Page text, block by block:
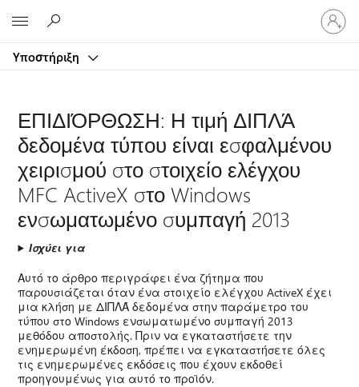
Υποστήριξη
Είσοδος
στον
ΕΠΙΔΙΌΡΘΩΣΗ: Η τιμή ΔΙΠΛΆ
δεδομένα τύπου είναι εσφαλμένου
χειρισμού στο στοιχείο ελέγχου
MFC ActiveX στο Windows
ενσωματωμένο συμπαγή 2013
Ισχύει για
Αυτό το άρθρο περιγράφει ένα ζήτημα που
παρουσιάζεται όταν ένα στοιχείο ελέγχου ActiveX έχει
μια κλήση με ΔΙΠΛΆ δεδομένα στην παράμετρο του
τύπου στο Windows ενσωματωμένο συμπαγή 2013
μεθόδου αποστολής. Πριν να εγκαταστήσετε την
ενημερωμένη έκδοση, πρέπει να εγκαταστήσετε όλες
τις ενημερωμένες εκδόσεις που έχουν εκδοθεί
προηγουμένως για αυτό το προϊόν.